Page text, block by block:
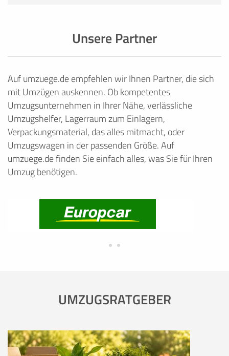
Unsere Partner
Auf umzuege.de empfehlen wir Ihnen Partner, die sich
mit Umzügen auskennen. Ob kompetentes
Umzugsunternehmen in Ihrer Nähe, verlässliche
Umzugshelfer, Lagerraum zum Einlagern,
Verpackungsmaterial, das alles mitmacht, oder
Umzugswagen in der passenden Größe. Auf
umzuege.de finden Sie einfach alles, was Sie für Ihren
Umzug benötigen.
UMZUGSRATGEBER